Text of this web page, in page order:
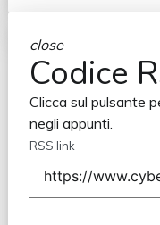
close
Codice
Clicca sul pulsante
negli appunti.
RSS link